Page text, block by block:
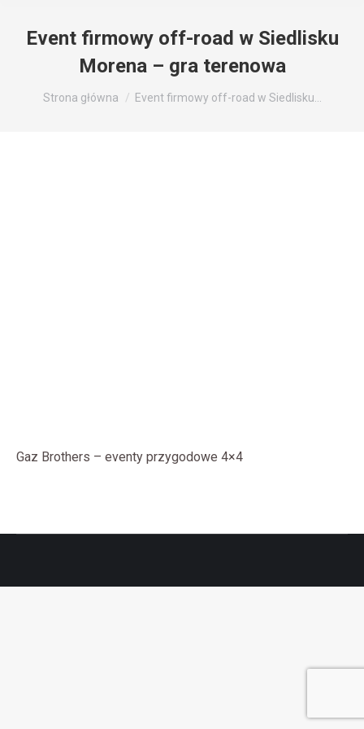
Event firmowy off-road w Siedlisku
Morena – gra terenowa
Jesteś tutaj:
Strona główna Event firmowy off-road w Siedlisku…
Gaz Brothers – eventy przygodowe 4×4